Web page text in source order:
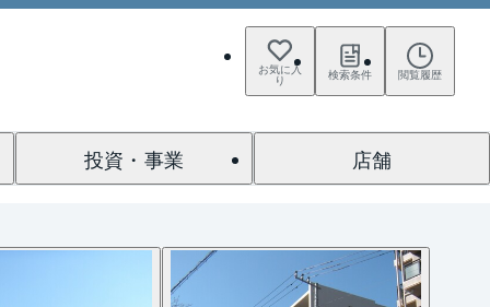
お気に入
り 検索条件 閲覧履歴
投資・事業 店舗